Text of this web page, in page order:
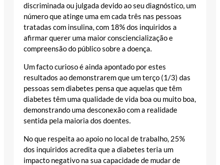
discriminada ou julgada devido ao seu diagnóstico, um
número que atinge uma em cada três nas pessoas
tratadas com insulina, com 18% dos inquiridos a
afirmar querer uma maior consciencialização e
compreensão do público sobre a doença.
Um facto curioso é ainda apontado por estes
resultados ao demonstrarem que um terço (1/3) das
pessoas sem diabetes pensa que aquelas que têm
diabetes têm uma qualidade de vida boa ou muito boa,
demonstrando uma desconexão com a realidade
sentida pela maioria dos doentes.
No que respeita ao apoio no local de trabalho, 25%
dos inquiridos acredita que a diabetes teria um
impacto negativo na sua capacidade de mudar de